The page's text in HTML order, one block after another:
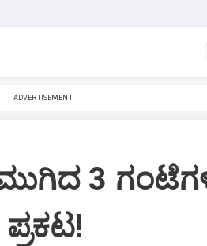
ADVERTISEMENT
ಮುಗಿದ 3